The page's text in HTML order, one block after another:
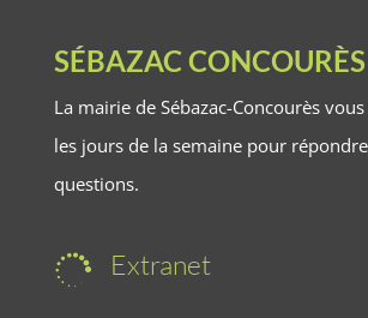
SÉBAZAC CONCOURÈS
La mairie de Sébazac-Concourès
les jours de la semaine pour
questions.
 Extranet